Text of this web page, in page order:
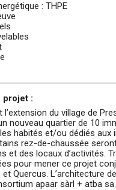
: THPE
projet :
du village de
nouveau quartier de 10
habités et/ou dédiés aux
rez-de-chaussée
et des locaux d’activités.
pour mener ce projet
et Quercus. L’architecture
apaar sàrl + atba sa.